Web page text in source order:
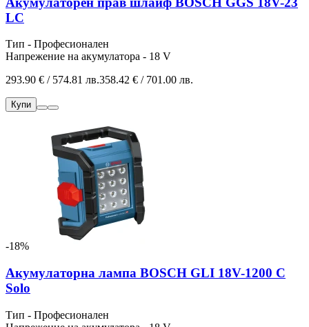
LC
Тип - Професионален
Напрежение на акумулатора - 18 V
293.90 € / 574.81 лв.358.42 € / 701.00 лв.
Купи
-18%
Акумулаторна лампа BOSCH GLI 18V-1200 C
Solo
Тип - Професионален